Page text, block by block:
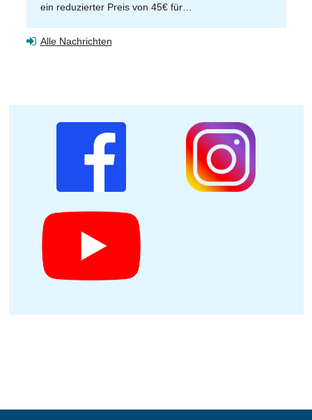
ein reduzierter Preis von 45€ für…
Alle Nachrichten